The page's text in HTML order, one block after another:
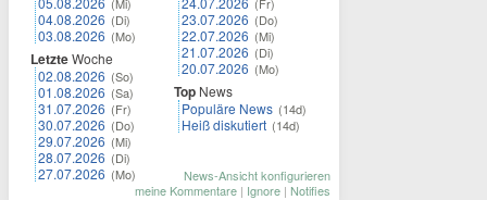
04.08.2026 (Di)
03.08.2026 (Mo)
LetzteWoche
02.08.2026 (So)
01.08.2026 (Sa)
31.07.2026 (Fr)
30.07.2026 (Do)
29.07.2026 (Mi)
28.07.2026 (Di)
27.07.2026 (Mo)
23.07.2026 (Do)
22.07.2026 (Mi)
21.07.2026 (Di)
20.07.2026 (Mo)
Top News
Populäre News (14d)
Heiß diskutiert (14d)
News-Ansicht konfigurieren
meine Kommentare | Ignore | Notifies